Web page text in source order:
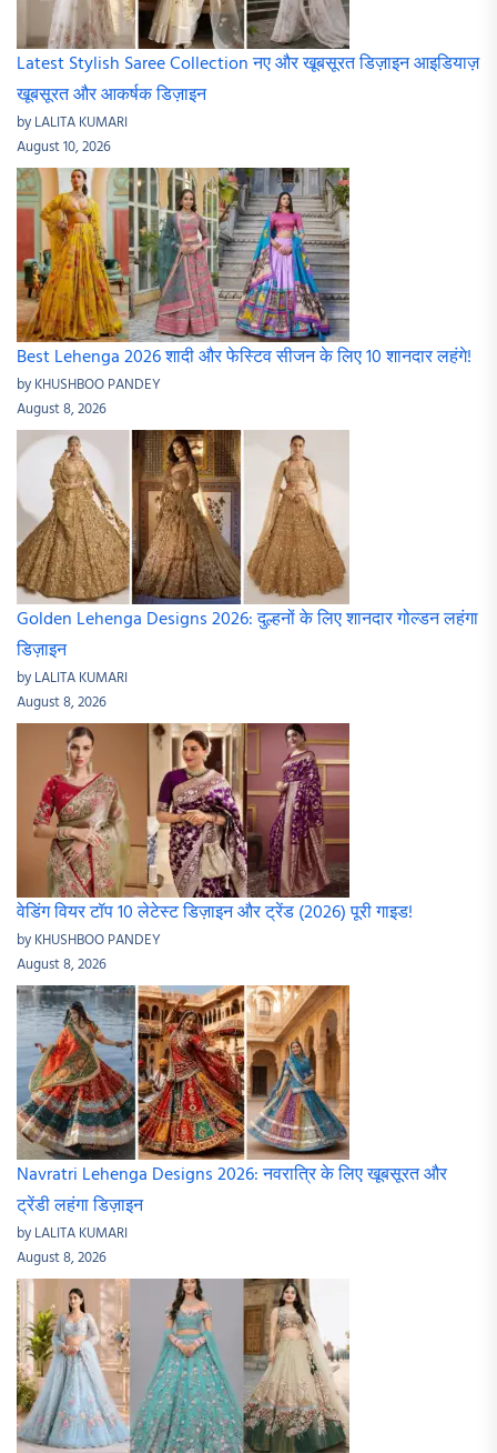
Latest Stylish Saree Collection नए और खूबसूरत डिज़ाइन आइडियाज़
खूबसूरत और आकर्षक डिज़ाइन
by LALITA KUMARI
August 10, 2026
Best Lehenga 2026 शादी और फेस्टिव सीजन के लिए 10 शानदार लहंगे!
by KHUSHBOO PANDEY
August 8, 2026
Golden Lehenga Designs 2026: दुल्हनों के लिए शानदार गोल्डन लहंगा
डिज़ाइन
by LALITA KUMARI
August 8, 2026
वेडिंग वियर टॉप 10 लेटेस्ट डिज़ाइन और ट्रेंड (2026) पूरी गाइड!
by KHUSHBOO PANDEY
August 8, 2026
Navratri Lehenga Designs 2026: नवरात्रि के लिए खूबसूरत और
ट्रेंडी लहंगा डिज़ाइन
by LALITA KUMARI
August 8, 2026